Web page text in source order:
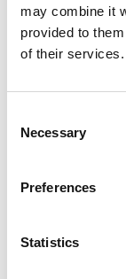
may combine it
provided to
of their services.
Selection
Necessary
Preferences
Statistics
2022-11-23:
i Mofast AB
2022-12-
2022-12-